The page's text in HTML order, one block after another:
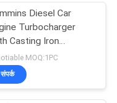
Diesel Car
Turbocharger
Casting Iron
, Six Months
MOQ:1PC
संपर्क